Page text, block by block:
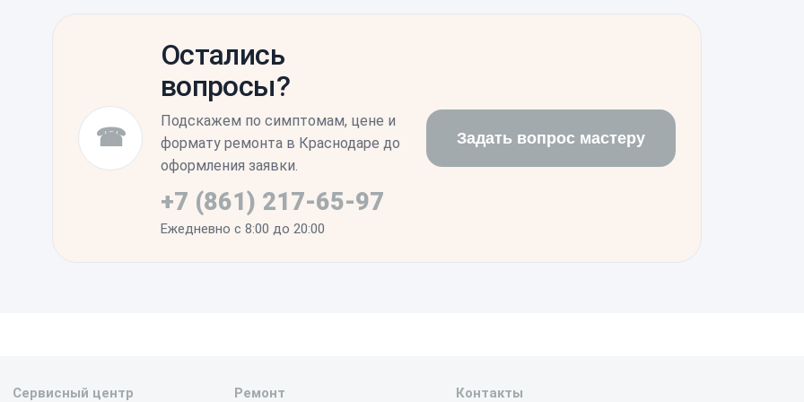
проверку цикла зарядки и работы всех системных функций, чтобы убедиться
в отсутствии артефактов, вызванных перенапряжением.
☎
Остались
вопросы?
Подскажем по симптомам, цене и
формату ремонта в Краснодаре до
оформления заявки.
+7 (861) 217-65-97
Ежедневно с 8:00 до 20:00
Задать вопрос мастеру
Сервисный центр Ремонт Контакты